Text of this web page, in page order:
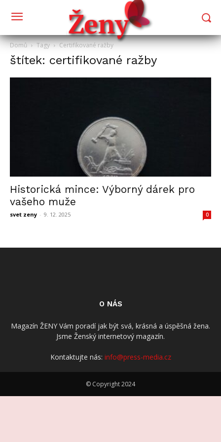
Domů Tagy Certifikované ražby
štítek: certifikované ražby
Historická mince: Výborný dárek pro
vašeho muže
svet zeny - 9. 12. 2025 0
O NÁS
Magazín ŽENY Vám poradí jak být svá, krásná a úspěšná žena.
Jsme Ženský internetový magazín.
Kontaktujte nás: info@press-media.cz
© Copyright 2024